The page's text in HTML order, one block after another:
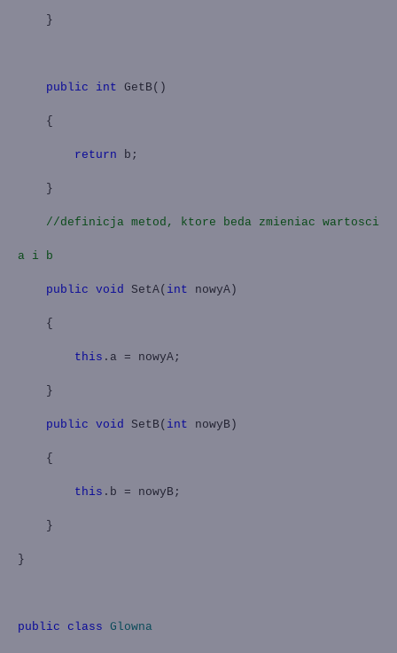
}
public int GetB()
{
return b;
}
//definicja metod, ktore beda zmieniac wartosci
a i b
public void SetA( int nowyA)
{
this .a = nowyA;
}
public void SetB( int nowyB)
{
this .b = nowyB;
}
}
public class Glowna